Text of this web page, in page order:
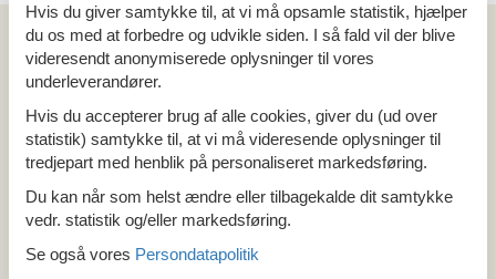
Artikeltyper
Alle
Din Cofman ferie
Område
Østrig
Tyrol
Stubaital
Hvis du giver samtykke til, at vi må opsamle statistik, hjælper
du os med at forbedre og udvikle siden. I så fald vil der blive
videresendt anonymiserede oplysninger til vores
underleverandører.
Hvis du accepterer brug af alle cookies, giver du (ud over
statistik) samtykke til, at vi må videresende oplysninger til
tredjepart med henblik på personaliseret markedsføring.
Du kan når som helst ændre eller tilbagekalde dit samtykke
vedr. statistik og/eller markedsføring.
Se også vores Persondatapolitik